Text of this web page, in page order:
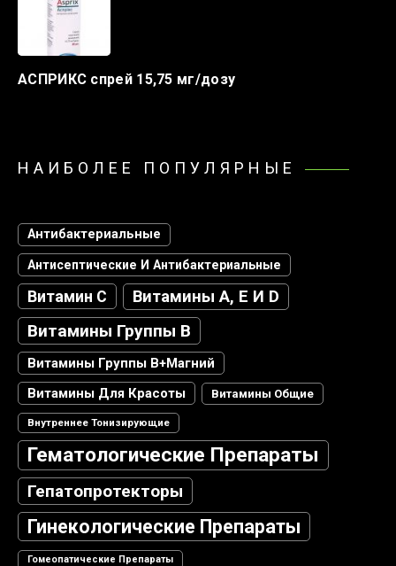
АСПРИКС спрей 15,75 мг/дозу
НАИБОЛЕЕ ПОПУЛЯРНЫЕ
Антибактериальные
Антисептические И Антибактериальные
Витамин С Витамины А, Е И D
Витамины Группы В
Витамины Группы В+магний
Витамины Для Красоты
Витамины Общие
Внутреннее Тонизирующие
Гематологические Препараты
Гепатопротекторы
Гинекологические Препараты
Гомеопатические Препараты